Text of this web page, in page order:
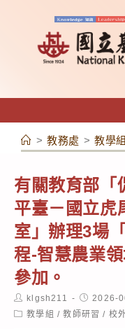
容
> 教務處 > 教學組
有關教育部「
平臺－國立虎
室」辦理3場
程-智慧農業
參加。
Post
author:
klgsh211
Post
published:
2026-
Post教學組 / 教師研習 / 校